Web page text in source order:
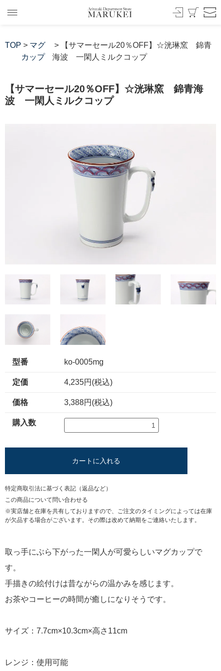
TOP > マグ
カップ
> 【サマーセール20％OFF】☆洸琳窯 錦青
海波 一閑人ミルクコップ
【サマーセール20％OFF】☆洸琳窯 錦青海
波 一閑人ミルクコップ
型番 ko-0005mg
定価 4,235円(税込)
価格 3,388円(税込)
購入数
カートに入れる
特定商取引法に基づく表記（返品など）
この商品について問い合わせる
※実店舗と在庫を共有しておりますので、ご注文のタイミングによっては在庫
が欠品する場合がございます。その際は改めて納期をご連絡いたします。
取っ手にぶら下がった一閑人が可愛らしいマグカップで
す。
手描きの絵付けは昔ながらの温かみを感じます。
お茶やコーヒーの時間が癒しになりそうです。
サイズ：7.7cm×10.3cm×高さ11cm
レンジ：使用可能